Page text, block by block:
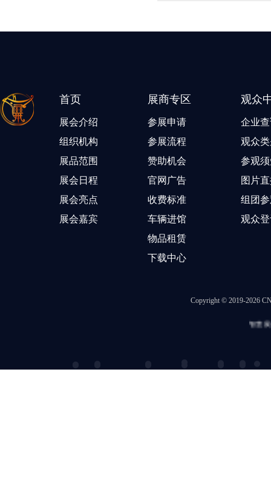
首页
展会介绍
组织机构
展品范围
展会日程
展会亮点
展会嘉宾
展商专区
参展申请
参展流程
赞助机会
官网广告
收费标准
车辆进馆
物品租赁
下载中心
观众
企业
观众
参观
图片
组团
观众
Copyright © 2019-2026
冒菜